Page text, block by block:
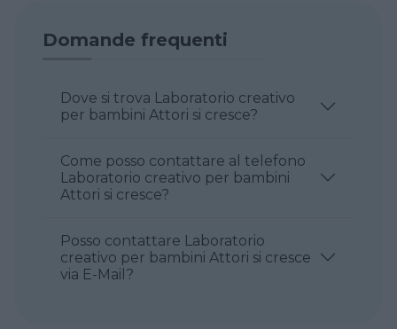
Domande frequenti
Dove si trova Laboratorio creativo
per bambini Attori si cresce?
Come posso contattare al telefono
Laboratorio creativo per bambini
Attori si cresce?
Posso contattare Laboratorio
creativo per bambini Attori si cresce
via E-Mail?